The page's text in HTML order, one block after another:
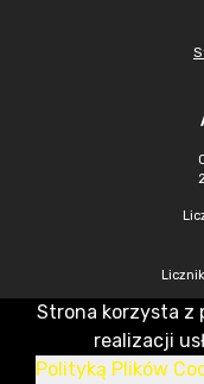
CMS & Hosting: Nefeni Sp. z o.o.
Strona korzysta z
realizacji
Polityką Plików